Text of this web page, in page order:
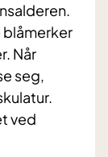
Når
seg,
ved